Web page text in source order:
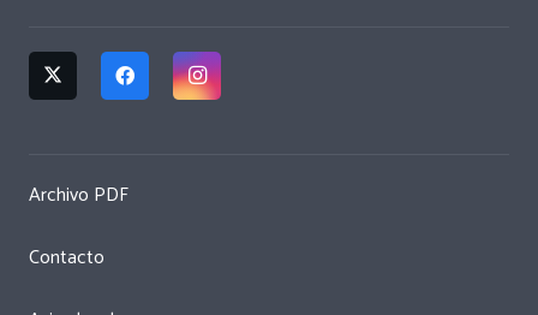
Archivo PDF
Contacto